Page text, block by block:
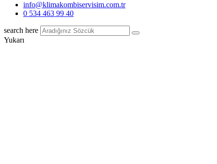
info@klimakombiservisim.com.tr
0 534 463 99 40
search here
Yukarı